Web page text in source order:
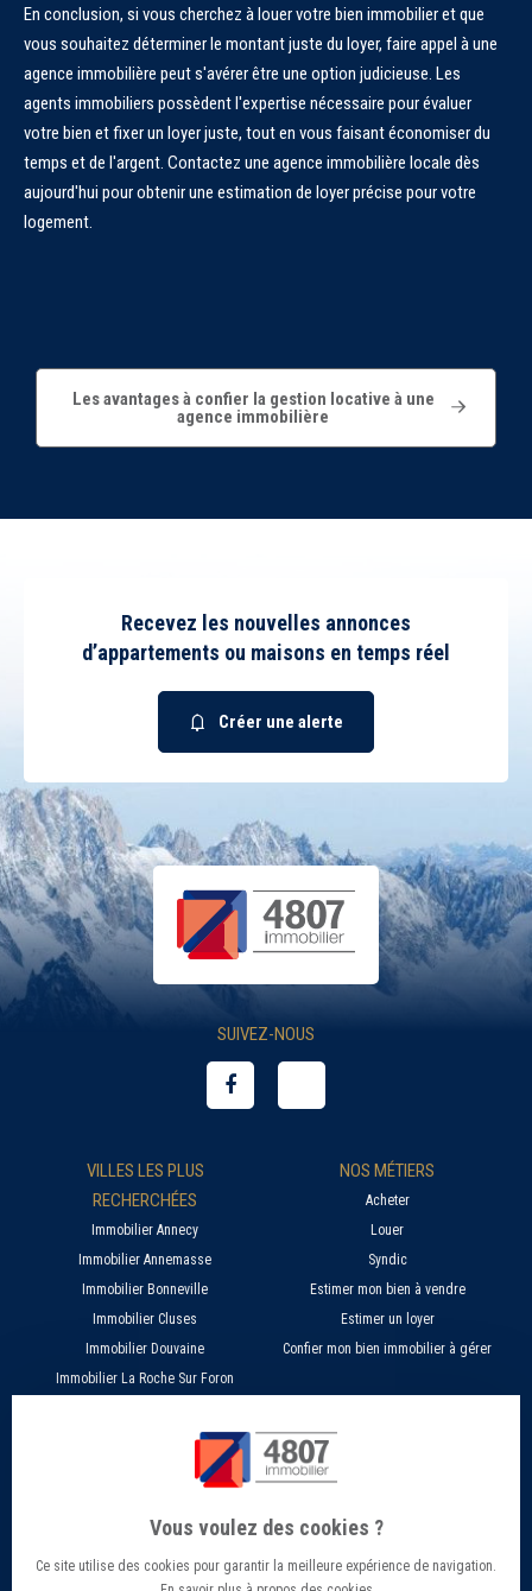
En conclusion, si vous cherchez à louer votre bien immobilier et que
vous souhaitez déterminer le montant juste du loyer, faire appel à une
agence immobilière peut s'avérer être une option judicieuse. Les
agents immobiliers possèdent l'expertise nécessaire pour évaluer
votre bien et fixer un loyer juste, tout en vous faisant économiser du
temps et de l'argent. Contactez une agence immobilière locale dès
aujourd'hui pour obtenir une estimation de loyer précise pour votre
logement.
Les avantages à confier la gestion locative à une
agence immobilière
Recevez les nouvelles annonces
d’appartements ou maisons en temps réel
Créer une alerte
SUIVEZ-NOUS
VILLES LES PLUS
RECHERCHÉES
Immobilier Annecy
Immobilier Annemasse
Immobilier Bonneville
Immobilier Cluses
Immobilier Douvaine
Immobilier La Roche Sur Foron
NOS MÉTIERS
Acheter
Louer
Syndic
Estimer mon bien à vendre
Estimer un loyer
Confier mon bien immobilier à gérer
Nos agences 4807
Barème Transaction immobilière
SERVICES EN LIGNE
Estimer mon bien immobilier en ligne
Candidature location
Offres d’emploi - Recrutement
Vous voulez des cookies ?
Ce site utilise des cookies pour garantir la meilleure expérience de navigation.